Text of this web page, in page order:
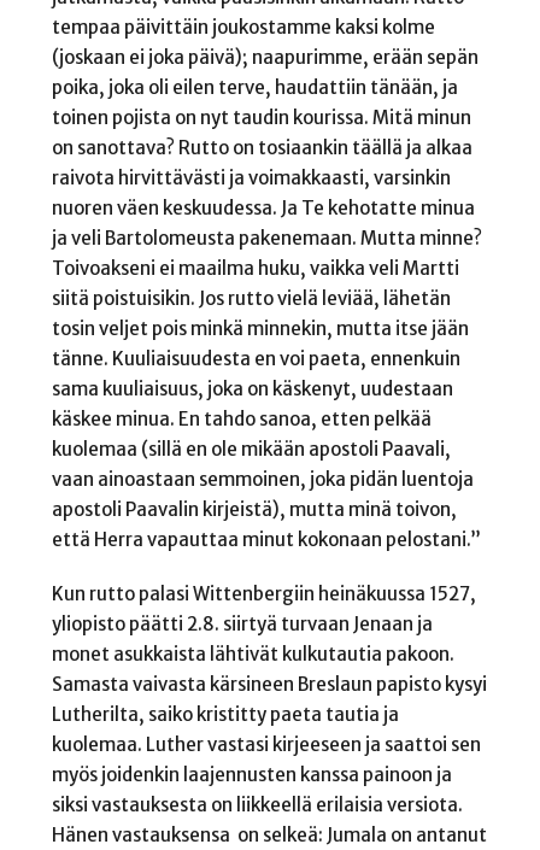
tempaa päivittäin joukostamme kaksi kolme
(joskaan ei joka päivä); naapurimme, erään sepän
poika, joka oli eilen terve, haudattiin tänään, ja
toinen pojista on nyt taudin kourissa. Mitä minun
on sanottava? Rutto on tosiaankin täällä ja alkaa
raivota hirvittävästi ja voimakkaasti, varsinkin
nuoren väen keskuudessa. Ja Te kehotatte minua
ja veli Bartolomeusta pakenemaan. Mutta minne?
Toivoakseni ei maailma huku, vaikka veli Martti
siitä poistuisikin. Jos rutto vielä leviää, lähetän
tosin veljet pois minkä minnekin, mutta itse jään
tänne. Kuuliaisuudesta en voi paeta, ennenkuin
sama kuuliaisuus, joka on käskenyt, uudestaan
käskee minua. En tahdo sanoa, etten pelkää
kuolemaa (sillä en ole mikään apostoli Paavali,
vaan ainoastaan semmoinen, joka pidän luentoja
apostoli Paavalin kirjeistä), mutta minä toivon,
että Herra vapauttaa minut kokonaan pelostani.”
Kun rutto palasi Wittenbergiin heinäkuussa 1527,
yliopisto päätti 2.8. siirtyä turvaan Jenaan ja
monet asukkaista lähtivät kulkutautia pakoon.
Samasta vaivasta kärsineen Breslaun papisto kysyi
Lutherilta, saiko kristitty paeta tautia ja
kuolemaa. Luther vastasi kirjeeseen ja saattoi sen
myös joidenkin laajennusten kanssa painoon ja
siksi vastauksesta on liikkeellä erilaisia versiota.
Hänen vastauksensa on selkeä: Jumala on antanut